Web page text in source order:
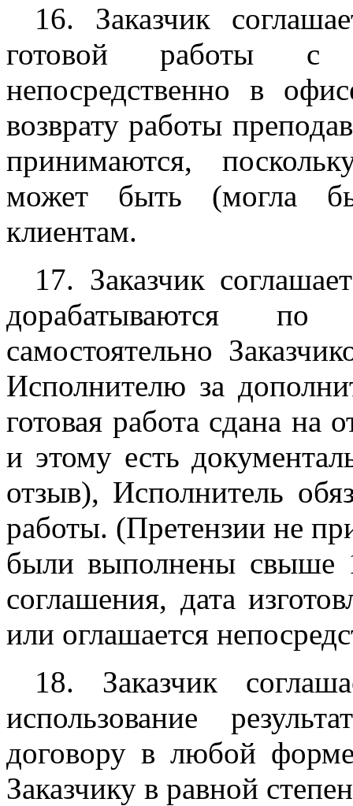
16. Заказчик
готовой работы с
непосредственно в
возврату работы
принимаются,
может быть (могла
клиентам.
17. Заказчик
дорабатываются по
самостоятельно
Исполнителю за
готовая работа сдана на
и этому есть
отзыв), Исполнитель
работы. (Претензии не
были выполнены свыше
соглашения, дата
или оглашается
18. Заказчик
использование
договору в любой
Заказчику в равной